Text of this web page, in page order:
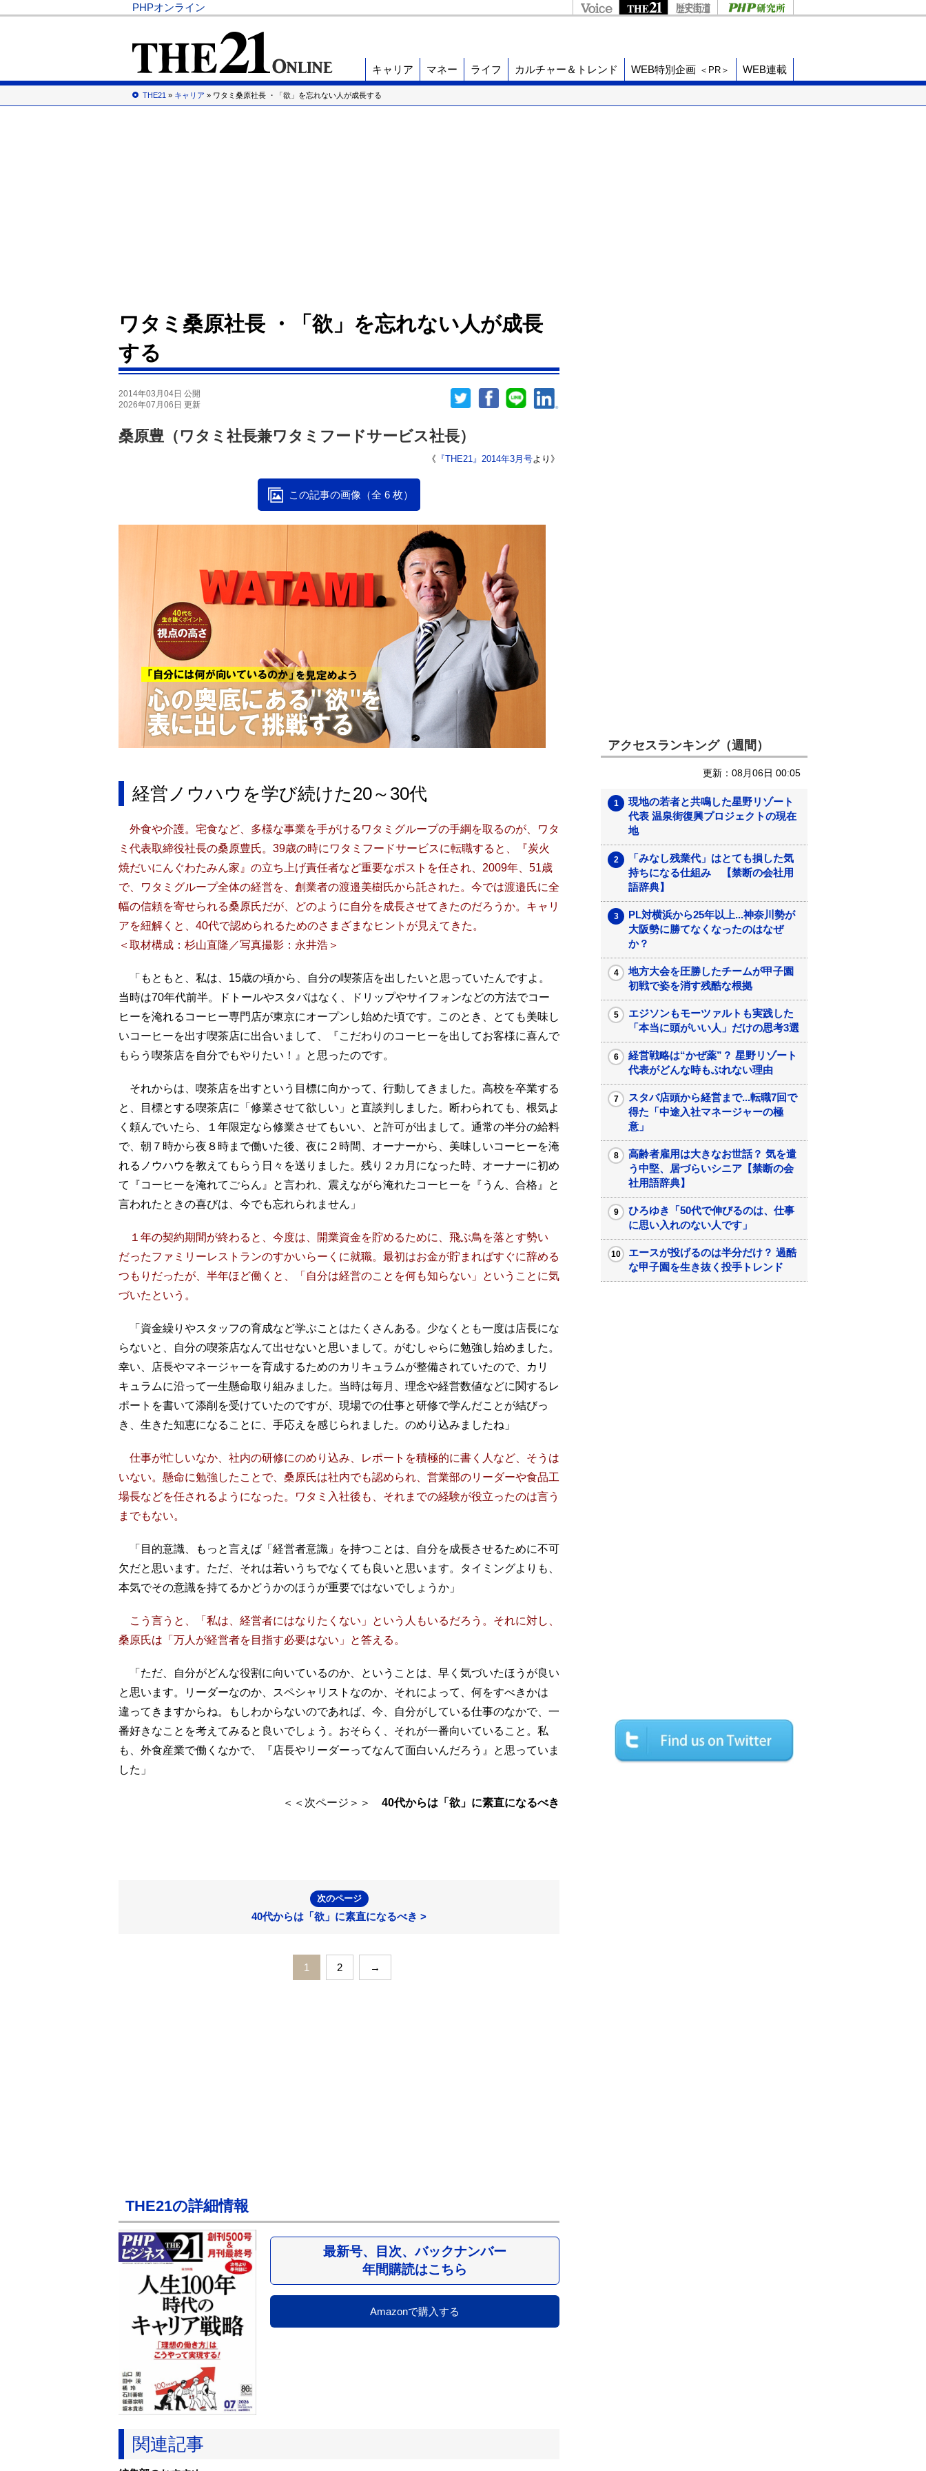
PHPオンライン
キャリア マネー ライフ カルチャー＆トレンド WEB特別企画 ＜PR＞ WEB連載
THE21 » キャリア » ワタミ桑原社長 ・「欲」を忘れない人が成長する
ワタミ桑原社長 ・「欲」を忘れない人が成長
する
2014年03月04日 公開
2026年07月06日 更新
桑原豊（ワタミ社長兼ワタミフードサービス社長）
《 『THE21』2014年3月号より》
この記事の画像（全 6 枚）
経営ノウハウを学び続けた20～30代
外食や介護。宅食など、多様な事業を手がけるワタミグループの手綱を取るのが、ワタ
ミ代表取締役社長の桑原豊氏。39歳の時にワタミフードサービスに転職すると、『炭火
焼だいにんぐわたみん家』の立ち上げ責任者など重要なポストを任され、2009年、51歳
で、ワタミグループ全体の経営を、創業者の渡邉美樹氏から託された。今では渡邉氏に全
幅の信頼を寄せられる桑原氏だが、どのように自分を成長させてきたのだろうか。キャリ
アを紐解くと、40代で認められるためのさまざまなヒントが見えてきた。
＜取材構成：杉山直隆／写真撮影：永井浩＞
「もともと、私は、15歳の頃から、自分の喫茶店を出したいと思っていたんですよ。
当時は70年代前半。ドトールやスタバはなく、ドリップやサイフォンなどの方法でコー
ヒーを淹れるコーヒー専門店が東京にオープンし始めた頃です。このとき、とても美味し
いコーヒーを出す喫茶店に出合いまして、『こだわりのコーヒーを出してお客様に喜んで
もらう喫茶店を自分でもやりたい！』と思ったのです。
それからは、喫茶店を出すという目標に向かって、行動してきました。高校を卒業する
と、目標とする喫茶店に「修業させて欲しい」と直談判しました。断わられても、根気よ
く頼んでいたら、１年限定なら修業させてもいい、と許可が出まして。通常の半分の給料
で、朝７時から夜８時まで働いた後、夜に２時間、オーナーから、美味しいコーヒーを淹
れるノウハウを教えてもらう日々を送りました。残り２カ月になった時、オーナーに初め
て『コーヒーを淹れてごらん』と言われ、震えながら淹れたコーヒーを『うん、合格』と
言われたときの喜びは、今でも忘れられません」
１年の契約期間が終わると、今度は、開業資金を貯めるために、飛ぶ鳥を落とす勢い
だったファミリーレストランのすかいらーくに就職。最初はお金が貯まればすぐに辞める
つもりだったが、半年ほど働くと、「自分は経営のことを何も知らない」ということに気
づいたという。
「資金繰りやスタッフの育成など学ぶことはたくさんある。少なくとも一度は店長にな
らないと、自分の喫茶店なんて出せないと思いまして。がむしゃらに勉強し始めました。
幸い、店長やマネージャーを育成するためのカリキュラムが整備されていたので、カリ
キュラムに沿って一生懸命取り組みました。当時は毎月、理念や経営数値などに関するレ
ポートを書いて添削を受けていたのですが、現場での仕事と研修で学んだことが結びっ
き、生きた知恵になることに、手応えを感じられました。のめり込みましたね」
仕事が忙しいなか、社内の研修にのめり込み、レポートを積極的に書く人など、そうは
いない。懸命に勉強したことで、桑原氏は社内でも認められ、営業部のリーダーや食品工
場長などを任されるようになった。ワタミ入社後も、それまでの経験が役立ったのは言う
までもない。
「目的意識、もっと言えば「経営者意識」を持つことは、自分を成長させるために不可
欠だと思います。ただ、それは若いうちでなくても良いと思います。タイミングよりも、
本気でその意識を持てるかどうかのほうが重要ではないでしょうか」
こう言うと、「私は、経営者にはなりたくない」という人もいるだろう。それに対し、
桑原氏は「万人が経営者を目指す必要はない」と答える。
「ただ、自分がどんな役割に向いているのか、ということは、早く気づいたほうが良い
と思います。リーダーなのか、スペシャリストなのか、それによって、何をすべきかは
違ってきますからね。もしわからないのであれば、今、自分がしている仕事のなかで、一
番好きなことを考えてみると良いでしょう。おそらく、それが一番向いていること。私
も、外食産業で働くなかで、『店長やリーダーってなんて面白いんだろう』と思っていま
した」
＜＜次ページ＞＞ 40代からは「欲」に素直になるべき
次のページ
40代からは「欲」に素直になるべき >
1 2 →
THE21の詳細情報
最新号、目次、バックナンバー
年間購読はこちら
Amazonで購入する
関連記事
アクセスランキング（週間）
更新：08月06日 00:05
現地の若者と共鳴した星野リゾート
代表 温泉街復興プロジェクトの現在
地
「みなし残業代」はとても損した気
持ちになる仕組み 【禁断の会社用
語辞典】
PL対横浜から25年以上...神奈川勢が
大阪勢に勝てなくなったのはなぜ
か？
地方大会を圧勝したチームが甲子園
初戦で姿を消す残酷な根拠
エジソンもモーツァルトも実践した
「本当に頭がいい人」だけの思考3選
経営戦略は“かぜ薬”？ 星野リゾート
代表がどんな時もぶれない理由
スタバ店頭から経営まで...転職7回で
得た「中途入社マネージャーの極
意」
高齢者雇用は大きなお世話？ 気を遣
う中堅、居づらいシニア【禁断の会
社用語辞典】
ひろゆき「50代で伸びるのは、仕事
に思い入れのない人です」
エースが投げるのは半分だけ？ 過酷
な甲子園を生き抜く投手トレンド